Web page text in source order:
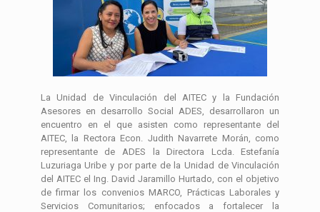
La Unidad de Vinculación del AITEC y la Fundación
Asesores en desarrollo Social ADES, desarrollaron un
encuentro en el que asisten como representante del
AITEC, la Rectora Econ. Judith Navarrete Morán, como
representante de ADES la Directora Lcda. Estefanía
Luzuriaga Uribe y por parte de la Unidad de Vinculación
del AITEC el Ing. David Jaramillo Hurtado, con el objetivo
de firmar los convenios MARCO, Prácticas Laborales y
Servicios Comunitarios; enfocados a fortalecer la